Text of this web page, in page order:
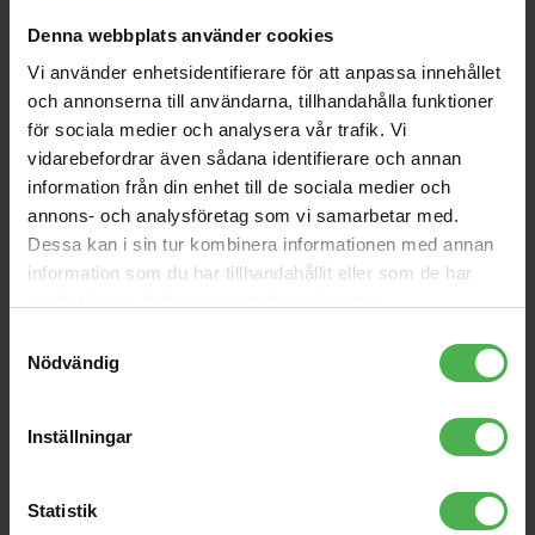
Denna webbplats använder cookies
Vi använder enhetsidentifierare för att anpassa innehållet
och annonserna till användarna, tillhandahålla funktioner
för sociala medier och analysera vår trafik. Vi
vidarebefordrar även sådana identifierare och annan
information från din enhet till de sociala medier och
annons- och analysföretag som vi samarbetar med.
Dessa kan i sin tur kombinera informationen med annan
information som du har tillhandahållit eller som de har
Nödvändig
Inställningar
Statistik
PAR-30 230V SMD 11W E-
27 LED red
245 kr 307 kr
Midnight Series Earpads
Sennheiser GSP 500
600 670 Series 416 kr
EB-2006
DCM6 DynaCaster
1290 kr
MS432B
384 kr